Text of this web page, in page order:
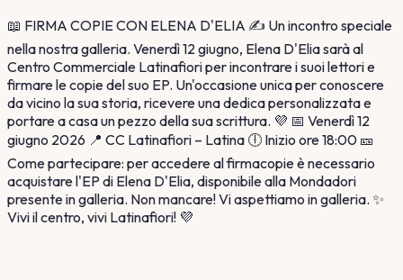
📖 FIRMA COPIE CON ELENA D'ELIA ✍️ Un incontro speciale
nella nostra galleria. Venerdì 12 giugno, Elena D'Elia sarà al
Centro Commerciale Latinafiori per incontrare i suoi lettori e
firmare le copie del suo EP. Un'occasione unica per conoscere
da vicino la sua storia, ricevere una dedica personalizzata e
portare a casa un pezzo della sua scrittura. 💜 📅 Venerdì 12
giugno 2026 📍 CC Latinafiori – Latina 🕕 Inizio ore 18:00 🎫
Come partecipare: per accedere al firmacopie è necessario
acquistare l'EP di Elena D'Elia, disponibile alla Mondadori
presente in galleria. Non mancare! Vi aspettiamo in galleria. ✨
Vivi il centro, vivi Latinafiori! 💜